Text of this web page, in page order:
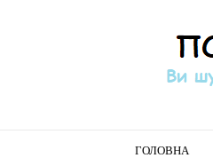
ГОЛОВНА